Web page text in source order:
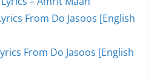
From Do Jasoos [English
From Do Jasoos [English